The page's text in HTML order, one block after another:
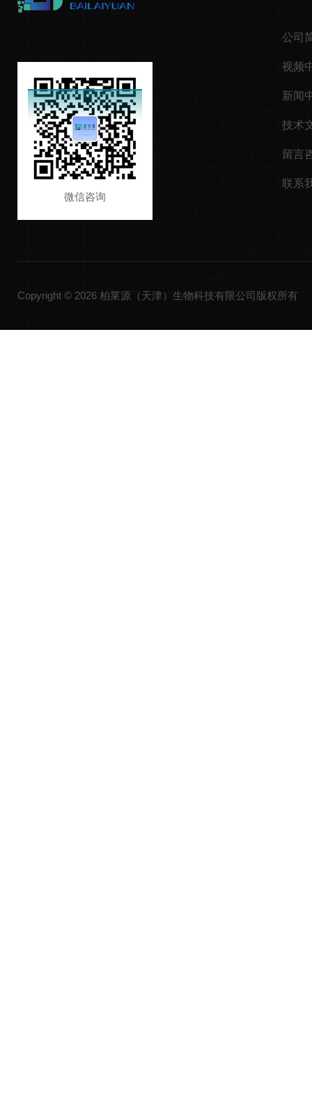
微信咨询
公司
视频
新闻
技术
留言
联系
Copyright © 2026 柏莱源（天津）生物科技有限公司版权所有